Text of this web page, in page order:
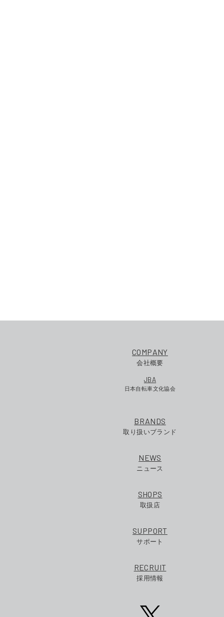
COMPANY
会社概要
JBA
日本自転車文化協会
BRANDS
取り扱いブランド
NEWS
ニュース
SHOPS
取扱店
SUPPORT
サポート
RECRUIT
採用情報